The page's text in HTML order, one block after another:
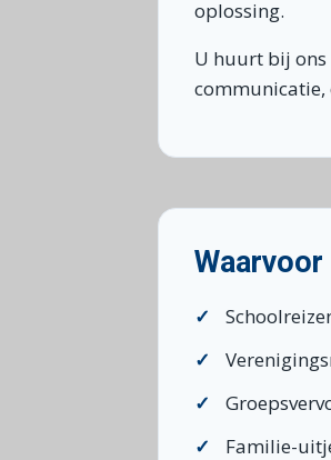
oplossing.
U huurt bij ons
communicatie,
Familie-